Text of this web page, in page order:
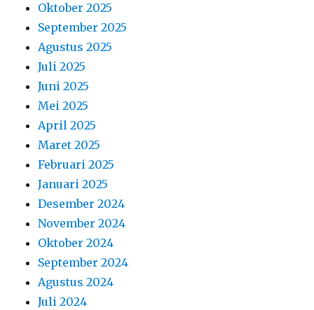
Oktober 2025
September 2025
Agustus 2025
Juli 2025
Juni 2025
Mei 2025
April 2025
Maret 2025
Februari 2025
Januari 2025
Desember 2024
November 2024
Oktober 2024
September 2024
Agustus 2024
Juli 2024